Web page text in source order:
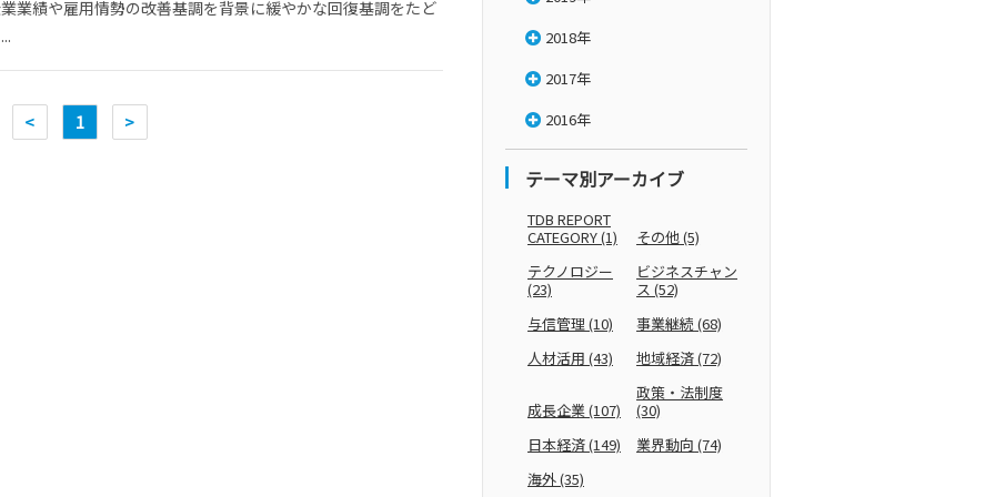
業績や雇用情勢の改善基調を背景に緩やかな回復基調をたど
< 1 >
2018年
2017年
2016年
テーマ別アーカイブ
TDB REPORT
CATEGORY(1) その他(5)
テクノロジー
(23)
ビジネスチャン
ス (52)
与信管理(10) 事業継続(68)
人材活用 (43) 地域経済(72)
成長企業(107)
政策・法制度
(30)
日本経済(149) 業界動向 (74)
海外(35)